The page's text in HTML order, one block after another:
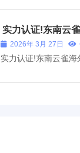
实力认证!东南云
伴 2026年 3月 27日
实力认证!东南云雀